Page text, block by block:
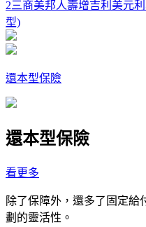
2三商美邦人壽增吉利美元
型)
還本型保險
還本型保險
看更多
除了保障外，還多了固定給
劃的靈活性。